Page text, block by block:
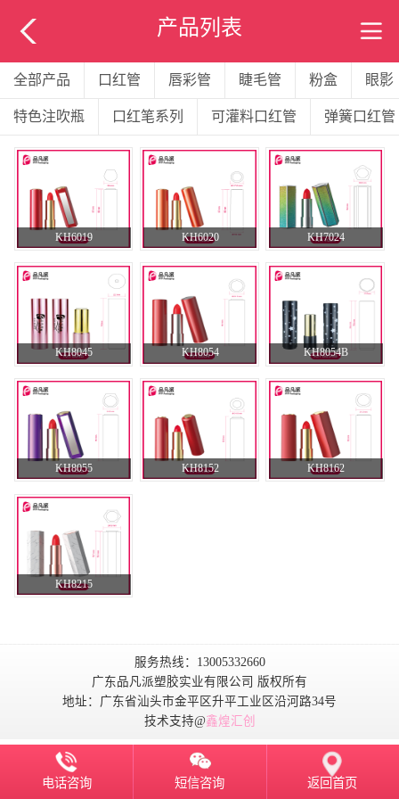
产品列表
全部产品 口红管 唇彩管 睫毛管 粉盒 眼影
特色注吹瓶 口红笔系列 可灌料口红管 弹簧口红管
KH6019 KH6020 KH7024
KH8045 KH8054 KH8054B
KH8055 KH8152 KH8162
KH8215
服务热线：13005332660
广东品凡派塑胶实业有限公司 版权所有
地址：广东省汕头市金平区升平工业区沿河路34号
技术支持@鑫煌汇创
电话咨询 短信咨询 返回首页